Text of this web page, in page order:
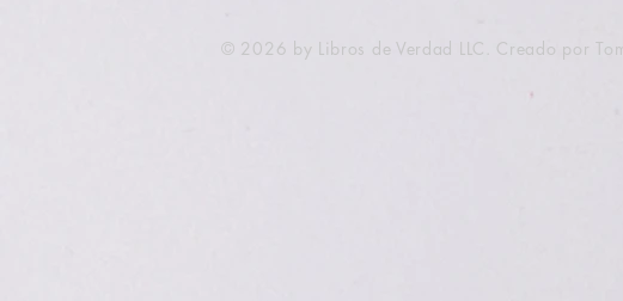
© 2026 by Libros de Verdad LLC. Creado por